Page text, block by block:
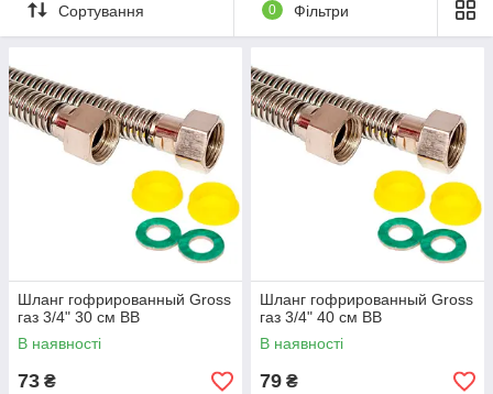
Сортування 0 Фільтри
Шланг гофрированный Gross
газ 3/4" 30 см ВВ
В наявності
73 ₴
Шланг гофрированный Gross
газ 3/4" 40 см ВВ
В наявності
79 ₴